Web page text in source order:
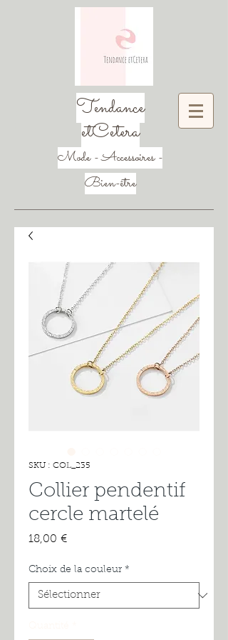
Tendance
etCetera
Mode - Accessoires -
Bien-être
SKU : COL_235
Collier pendentif
cercle martelé
18,00 €Prix
Choix de la couleur *